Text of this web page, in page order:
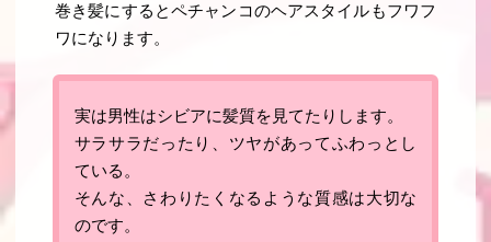
巻き髪にするとペチャンコのヘアスタイルもフワフ
ワになります。
実は男性はシビアに髪質を見てたりします。
サラサラだったり、ツヤがあってふわっとし
ている 。
そんな、さわりたくなるような質感は大切な
のです。